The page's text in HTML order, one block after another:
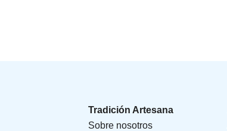
Tradición Artesana
Sobre nosotros